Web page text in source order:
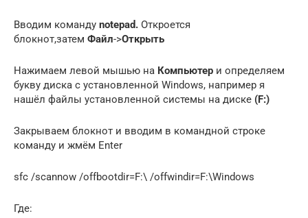
Вводим команду notepad. Откроется
блокнот,затем Файл->Открыть
Нажимаем левой мышью на Компьютер и определяем
букву диска с установленной Windows, например я
нашёл файлы установленной системы на диске (F:)
Закрываем блокнот и вводим в командной строке
команду и жмём Enter
sfc /scannow /offbootdir=F:\ /offwindir=F:\Windows
Где: